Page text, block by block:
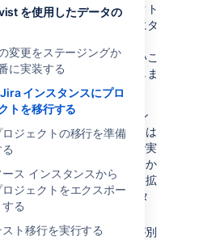
を使用したデータの
変更をステージングか
に実装する
インスタンスにプロ
トを移行する
ロジェクトの移行を準備
ース インスタンスから
ロジェクトをエクスポー
する
スト移行を実行する
ーがあります。プロジェクト
および添付ファイルとともにタ
ーザーが変更に気付かないこ
シナリオをいくつか紹介しま
ェクトの拡張
- ソース イン
大きな組織内のグループまたは
され、プロジェクトはそこで実
されています。しばらくしてか
ロジェクトが他のグループに拡
ゲットの Jira の会社インスタ
たい場合があります。
ンスのマージ- ある会社が別